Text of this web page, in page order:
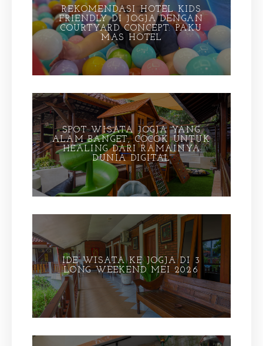
REKOMENDASI HOTEL KIDS
FRIENDLY DI JOGJA DENGAN
COURTYARD CONCEPT: PAKU
MAS HOTEL
SPOT WISATA JOGJA YANG
ALAM BANGET, COCOK UNTUK
HEALING DARI RAMAINYA
DUNIA DIGITAL
IDE WISATA KE JOGJA DI 3
LONG WEEKEND MEI 2026